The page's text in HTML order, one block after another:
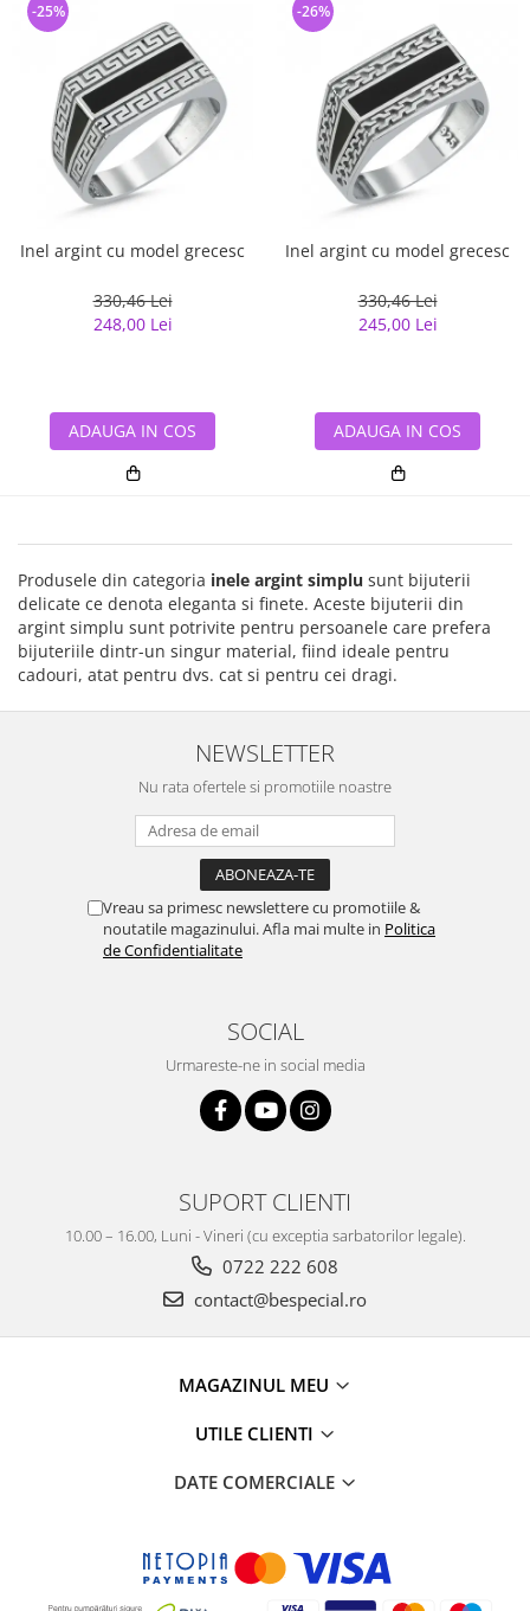
Inel argint cu model grecesc
330,46 Lei
248,00 Lei
-25%
ADAUGA IN COS
Inel argint cu model grecesc
330,46 Lei
245,00 Lei
-26%
ADAUGA IN COS
Produsele din categoria inele argint simplu sunt bijuterii
delicate ce denota eleganta si finete. Aceste bijuterii din
argint simplu sunt potrivite pentru persoanele care prefera
bijuteriile dintr-un singur material, fiind ideale pentru
cadouri, atat pentru dvs. cat si pentru cei dragi.
NEWSLETTER
Nu rata ofertele si promotiile noastre
Vreau sa primesc newslettere cu promotiile &
noutatile magazinului. Afla mai multe in Politica
de Confidentialitate
SOCIAL
Urmareste-ne in social media
SUPORT CLIENTI
10.00 – 16.00, Luni - Vineri (cu exceptia sarbatorilor legale).
0722 222 608
contact@bespecial.ro
MAGAZINUL MEU
UTILE CLIENTI
DATE COMERCIALE